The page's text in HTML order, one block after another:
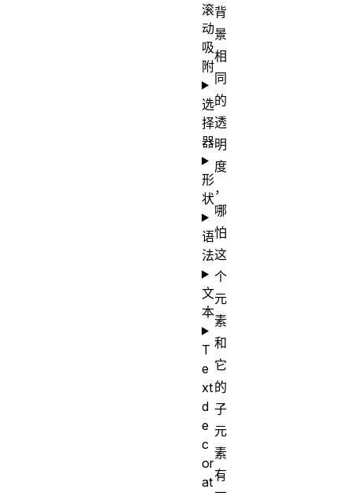
背
景
相
同
的
透
明
度
，
哪
怕
这
个
元
素
和
它
的
子
元
素
有
滚
动
吸
附
选
择
器
形
状
语
法
文
本
T
e
xt
d
e
c
or
at